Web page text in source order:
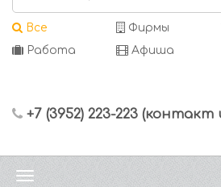
Все Фирмы
Работа
Афиша
+7 (3952) 223-223